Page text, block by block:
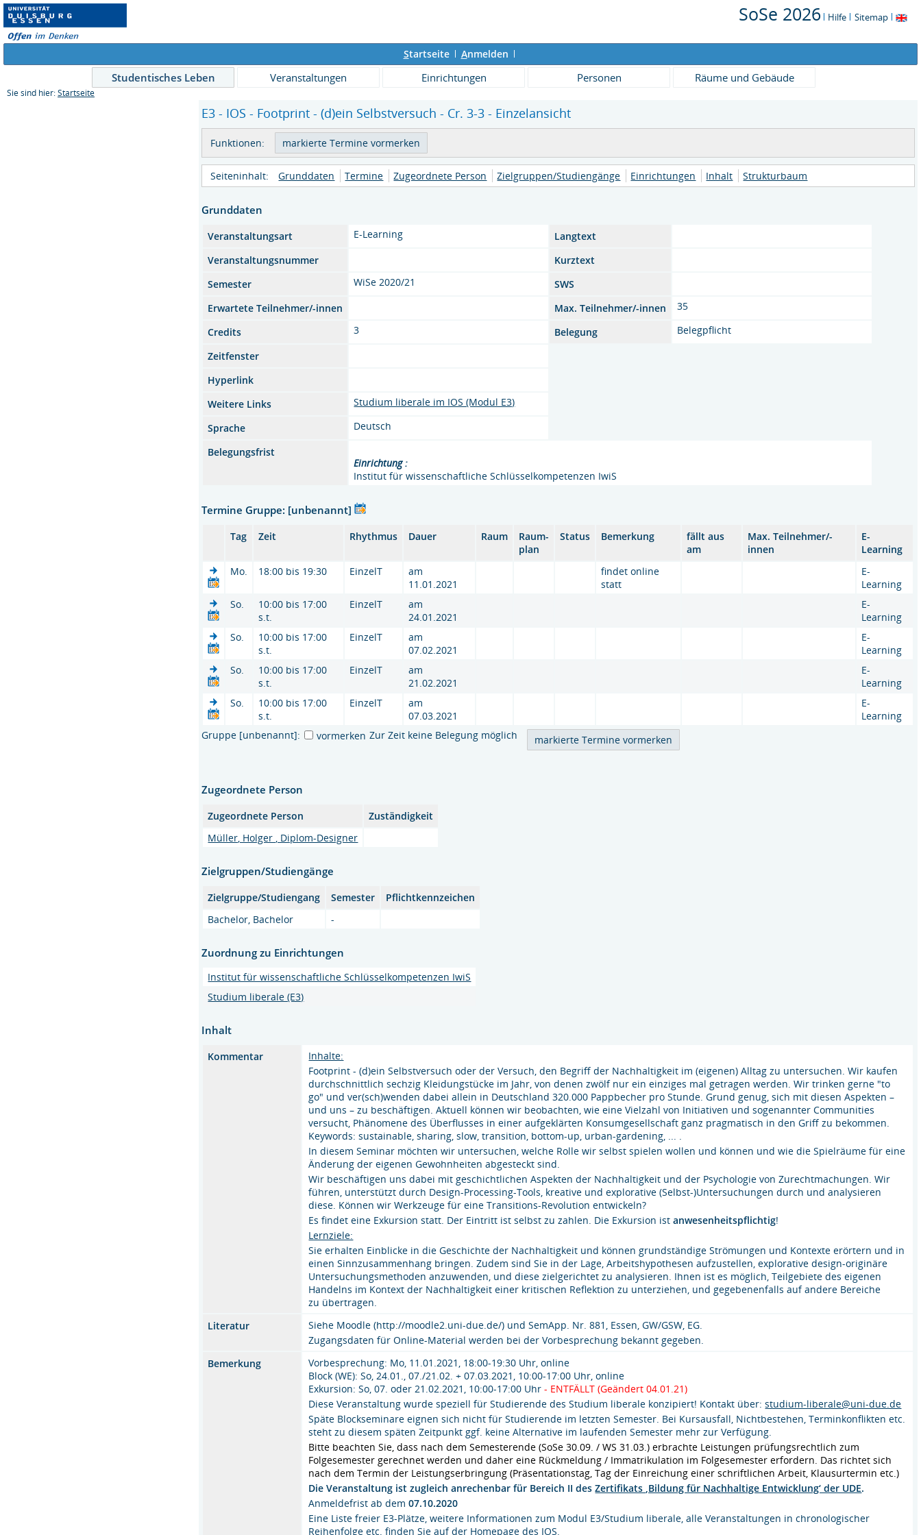
SoSe 2026 Hilfe Sitemap
Startseite Anmelden
Studentisches Leben Veranstaltungen Einrichtungen Personen Räume und Gebäude
Sie sind hier: Startseite
E3 - IOS - Footprint - (d)ein Selbstversuch - Cr. 3-3 - Einzelansicht
Funktionen:
Seiteninhalt: Grunddaten Termine Zugeordnete Person Zielgruppen/Studiengänge Einrichtungen Inhalt Strukturbaum
Grunddaten
Veranstaltungsart E-Learning
Langtext
Veranstaltungsnummer
Kurztext
Semester
WiSe 2020/21
SWS
Erwartete Teilnehmer/-innen
Max. Teilnehmer/-innen
35
Credits
3 Belegung
Belegpflicht
Zeitfenster
Hyperlink
Weitere Links
Studium liberale im IOS (Modul E3)
Sprache
Deutsch
Belegungsfrist
Einrichtung :
Institut für wissenschaftliche Schlüsselkompetenzen IwiS
Termine Gruppe: [unbenannt]
Tag Zeit Rhythmus Dauer Raum
Raum-
plan
Status Bemerkung
fällt aus
am
Max. Teilnehmer/-
innen
E-
Learning
Mo.
18:00 bis 19:30 EinzelT
am
11.01.2021
findet online
statt
E-
Learning
So.
10:00 bis 17:00
s.t.
EinzelT
am
24.01.2021
E-
Learning
So.
10:00 bis 17:00
s.t.
EinzelT
am
07.02.2021
E-
Learning
So.
10:00 bis 17:00
s.t.
EinzelT
am
21.02.2021
E-
Learning
So.
10:00 bis 17:00
s.t.
EinzelT
am
07.03.2021
E-
Learning
Gruppe [unbenannt]:
vormerken Zur Zeit keine Belegung möglich
Zugeordnete Person
Zugeordnete Person
Zuständigkeit
Müller, Holger , Diplom-Designer
Zielgruppen/Studiengänge
Zielgruppe/Studiengang Semester
Pflichtkennzeichen
Bachelor, Bachelor
-
Zuordnung zu Einrichtungen
Institut für wissenschaftliche Schlüsselkompetenzen IwiS
Studium liberale (E3)
Inhalt
Kommentar
Inhalte:
Footprint - (d)ein Selbstversuch oder der Versuch, den Begriff der Nachhaltigkeit im (eigenen) Alltag zu untersuchen. Wir kaufen
durchschnittlich sechzig Kleidungstücke im Jahr, von denen zwölf nur ein einziges mal getragen werden. Wir trinken gerne "to
go" und ver(sch)wenden dabei allein in Deutschland 320.000 Pappbecher pro Stunde. Grund genug, sich mit diesen Aspekten –
und uns – zu beschäftigen. Aktuell können wir beobachten, wie eine Vielzahl von Initiativen und sogenannter Communities
versucht, Phänomene des Überflusses in einer aufgeklärten Konsumgesellschaft ganz pragmatisch in den Griff zu bekommen.
Keywords: sustainable, sharing, slow, transition, bottom-up, urban-gardening, ... .
In diesem Seminar möchten wir untersuchen, welche Rolle wir selbst spielen wollen und können und wie die Spielräume für eine
Änderung der eigenen Gewohnheiten abgesteckt sind.
Wir beschäftigen uns dabei mit geschichtlichen Aspekten der Nachhaltigkeit und der Psychologie von Zurechtmachungen. Wir
führen, unterstützt durch Design-Processing-Tools, kreative und explorative (Selbst-)Untersuchungen durch und analysieren
diese. Können wir Werkzeuge für eine Transitions-Revolution entwickeln?
Es findet eine Exkursion statt. Der Eintritt ist selbst zu zahlen. Die Exkursion istanwesenheitspflichtig!
Lernziele:
Sie erhalten Einblicke in die Geschichte der Nachhaltigkeit und können grundständige Strömungen und Kontexte erörtern und in
einen Sinnzusammenhang bringen. Zudem sind Sie in der Lage, Arbeitshypothesen aufzustellen, explorative design-originäre
Untersuchungsmethoden anzuwenden, und diese zielgerichtet zu analysieren. Ihnen ist es möglich, Teilgebiete des eigenen
Handelns im Kontext der Nachhaltigkeit einer kritischen Reflektion zu unterziehen, und gegebenenfalls auf andere Bereiche
zu übertragen.
Literatur
Siehe Moodle (http://moodle2.uni-due.de/) und SemApp. Nr. 881, Essen, GW/GSW, EG.
Zugangsdaten für Online-Material werden bei der Vorbesprechung bekannt gegeben.
Bemerkung
Vorbesprechung: Mo, 11.01.2021, 18:00-19:30 Uhr, online
Block (WE): So, 24.01., 07./21.02. + 07.03.2021, 10:00-17:00 Uhr, online
Exkursion: So, 07. oder 21.02.2021, 10:00-17:00 Uhr - ENTFÄLLT (Geändert 04.01.21)
Diese Veranstaltung wurde speziell für Studierende des Studium liberale konzipiert! Kontakt über:studium-liberale@uni-due.de
Späte Blockseminare eignen sich nicht für Studierende im letzten Semester. Bei Kursausfall, Nichtbestehen, Terminkonflikten etc.
steht zu diesem späten Zeitpunkt ggf. keine Alternative im laufenden Semester mehr zur Verfügung.
Bitte beachten Sie, dass nach dem Semesterende (SoSe 30.09. / WS 31.03.) erbrachte Leistungen prüfungsrechtlich zum
Folgesemester gerechnet werden und daher eine Rückmeldung / Immatrikulation im Folgesemester erfordern. Das richtet sich
nach dem Termin der Leistungserbringung (Präsentationstag, Tag der Einreichung einer schriftlichen Arbeit, Klausurtermin etc.)
Die Veranstaltung ist zugleich anrechenbar für Bereich II desZertifikats ‚Bildung für Nachhaltige Entwicklung‘ der UDE.
Anmeldefrist ab dem07.10.2020
Eine Liste freier E3-Plätze, weitere Informationen zum Modul E3/Studium liberale, alle Veranstaltungen in chronologischer
Reihenfolge etc. finden Sie auf der Homepage des IOS.